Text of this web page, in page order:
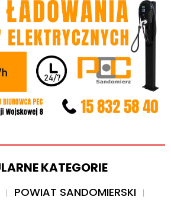
KATEGORIE
POWIAT SANDOMIERSKI